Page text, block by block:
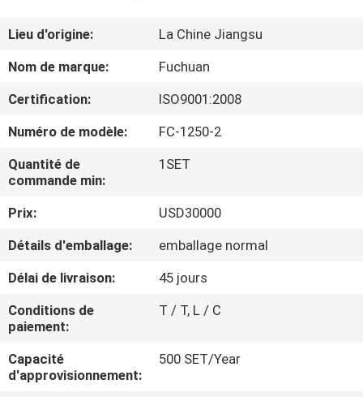
LE
SPECTACLE
À
PROPOS
DE
NOUS
VISITE
DE
L'USINE
CONTRÔLE
Lieu d'origine:
La Chine Jiangsu
Nom de marque:
Fuchuan
Certification:
ISO9001:2008
Numéro de modèle:
FC-1250-2
Quantité de
commande min:
1SET
Prix:
USD30000
Détails d'emballage:
emballage normal
Délai de livraison:
45 jours
Conditions de
paiement:
T / T, L / C
Capacité
d'approvisionnement:
500 SET/Year